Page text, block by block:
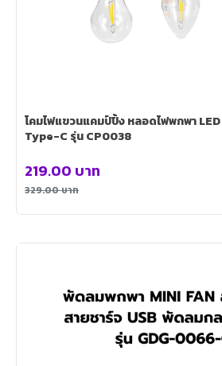
โคมไฟแขวนแคมป์ปิ้ง หลอดไฟพกพา LED แบบชาร์จแบตเตอรี่
Type-C รุ่น CP0038
329.00บาท
219.00 บาท